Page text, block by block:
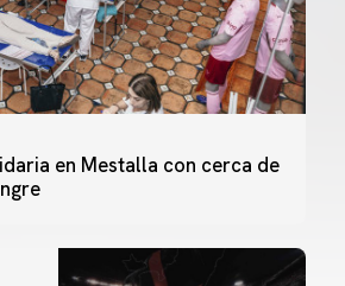
en Mestalla con cerca de